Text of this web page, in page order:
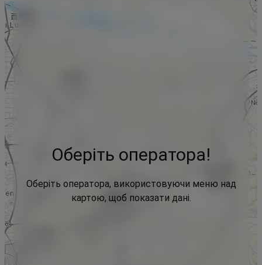
Оберіть оператора!
Оберіть оператора, використовуючи меню над
картою, щоб показати дані.